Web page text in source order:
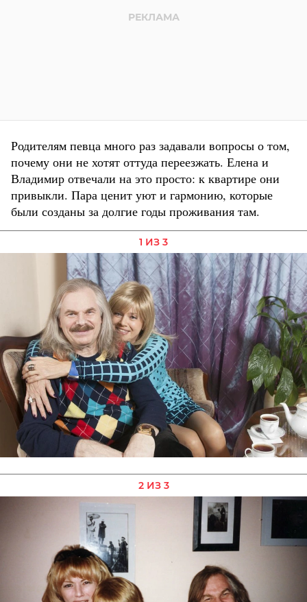
Родителям певца много раз задавали вопросы о том,
почему они не хотят оттуда переезжать. Елена и
Владимир отвечали на это просто: к квартире они
привыкли. Пара ценит уют и гармонию, которые
были созданы за долгие годы проживания там.
1 ИЗ 3
2 ИЗ 3